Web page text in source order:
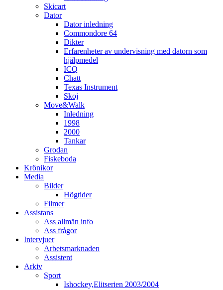
Skicart
Dator
Dator inledning
Commondore 64
Dikter
Erfarenheter av undervisning med datorn som
hjälpmedel
ICQ
Chatt
Texas Instrument
Skoj
Move&Walk
Inledning
1998
2000
Tankar
Grodan
Fiskeboda
Krönikor
Media
Bilder
Högtider
Filmer
Assistans
Ass allmän info
Ass frågor
Intervjuer
Arbetsmarknaden
Assistent
Arkiv
Sport
Ishockey,Elitserien 2003/2004